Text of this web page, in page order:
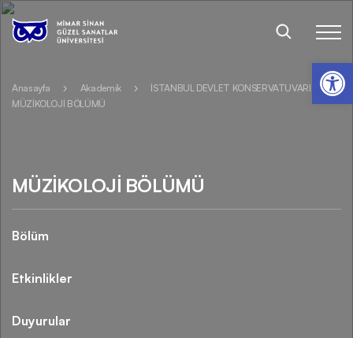
Anasayfa Akademik
İSTANBUL DEVLET KONSERVATUVARI
MÜZİKOLOJİ BÖLÜMÜ
MÜZİKOLOJİ BÖLÜMÜ
Bölüm
Etkinlikler
Duyurular